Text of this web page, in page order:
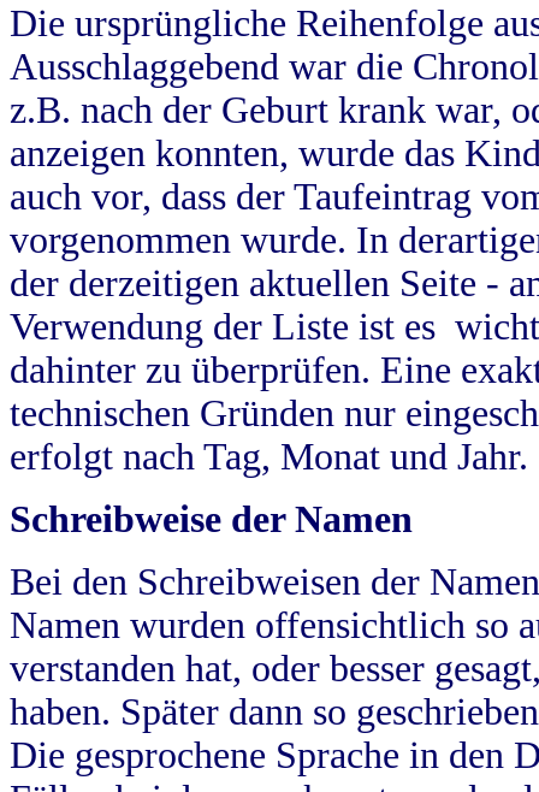
Die ursprüngliche Reihenfolge
Ausschlaggebend war die
z.B. nach der Geburt krank war,
anzeigen konnten, wurde das
auch vor, dass der Taufeintrag
vorgenommen wurde. In
der derzeitigen aktuellen Seite -
Verwendung der Liste ist es
dahinter zu überprüfen. Eine
technischen Gründen nur
erfolgt nach Tag, Monat und Jahr.
Schreibweise der Namen
Bei den Schreibweisen der
Namen wurden offensichtlich so
verstanden hat, oder besser
haben. Später dann so
Die gesprochene Sprache in